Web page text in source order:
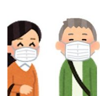
施設・料金
アクセス